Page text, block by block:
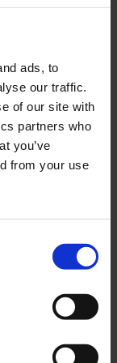
ads, to
our traffic.
of our site with
partners who
you’ve
from your use
rund
1975-
17-482-08
49